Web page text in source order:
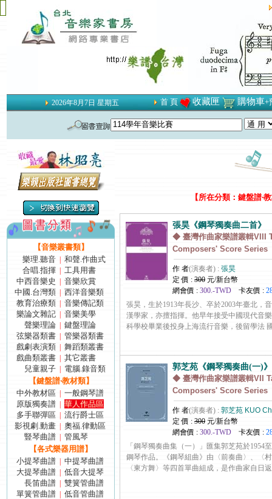
2026年8月7日 星期五 首 頁 收藏匣 購物車+
【音樂叢書類】
樂理.聽音
和聲.作曲式
合唱.指揮
工具用書
中西音樂史
音樂欣賞
中國.台灣類
西洋音樂類
教育治療類
音樂傳記類
樂論文雜記
音樂美學
聲樂理論
鍵盤理論
弦樂器類書
管樂器類書
戲劇表演類
舞蹈類叢書
戲曲類叢書
其它叢書
兒童親子
電腦.錄音類
【鍵盤譜‧教材類】
中外教材區
一般鋼琴譜
原版獨奏譜
華人作品區
多手聯彈區
流行爵士區
影視劇.動畫
奧福.律動區
豎琴曲譜
管風琴
【各式樂器用譜】
小提琴曲譜
中提琴曲譜
大提琴曲譜
低音大提琴
長笛曲譜
雙簧管曲譜
單簧管曲譜
低音管曲譜
【所在分類：鍵盤譜‧
張昊《鋼琴獨奏曲二首》
◆ 臺灣作曲家樂譜叢輯VIII
Composers' Score Series
作 者(演奏者) : 張昊
定 價 : 300 元/新台幣
網會價 : 300.-TWD 卡友價 :
張昊，生於1913年長沙、卒於2003年臺北，
漢學家，亦擅指揮。他早年接受中國現代音
科學校畢業後投身上海流行音樂，後留學法
郭芝苑《鋼琴獨奏曲(一)》
◆ 臺灣作曲家樂譜叢輯VII
Composers' Score Series
作 者(演奏者) : 郭芝苑 KUO
定 價 : 300 元/新台幣
網會價 : 300.-TWD 卡友價 :
「鋼琴獨奏曲集（一）」匯集郭芝苑於1954
鋼琴作品。《鋼琴組曲》由〈前奏曲〉、〈
〈東方舞〉等四首單曲組成，是作曲家自日